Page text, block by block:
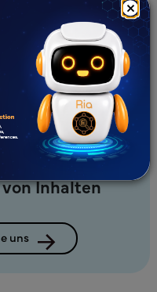
×
Klarheit und
Unterstützung
bewährten
und
Inhalten
uns